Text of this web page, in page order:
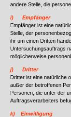
andere Stelle, die
i) Empfänger
Empfänger ist eine
Stelle, der
ihr um einen Dritten
Untersuchungsauftrags
möglicherweise
j) Dritter
Dritter ist eine natürliche
außer der betroffenen
Personen, die unter der
Auftragsverarbeiters
k) Einwilligung